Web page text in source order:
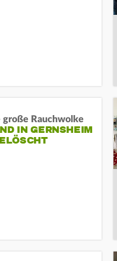
große Rauchwolke
IN GERNSHEIM E